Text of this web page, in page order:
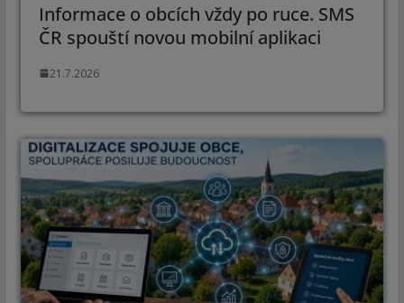
Informace o obcích vždy po ruce. SMS
ČR spouští novou mobilní aplikaci
21.7.2026